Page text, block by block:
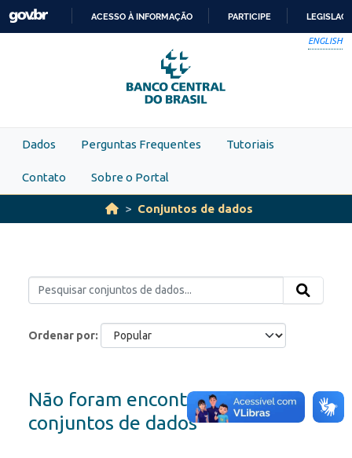
Skip to main content
PARA
O
CONTEÚDO
ACESSO À INFORMAÇÃO PARTICIPE
ENGLISH
Dados Perguntas Frequentes Tutoriais
Contato Sobre o Portal
Conjuntos de dados
Ordenar por
Não foram encontrados
conjuntos de dados